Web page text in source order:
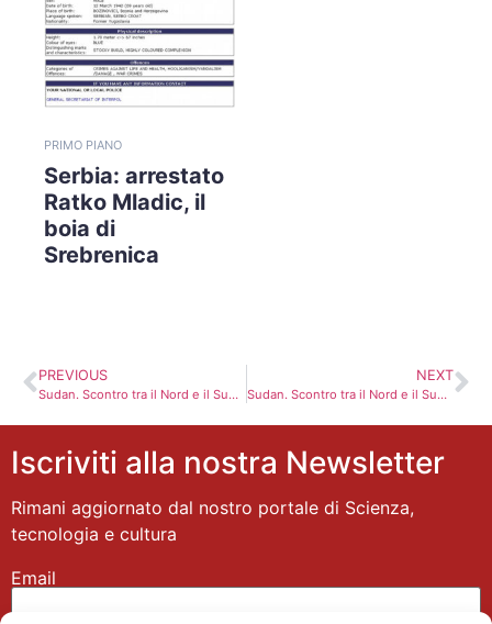
PRIMO PIANO
Serbia: arrestato
Ratko Mladic, il
boia di
Srebrenica
PREVIOUS
Sudan. Scontro tra il Nord e il Sud: migliaia di civili in fuga
NEXT
Sudan. Scontro tra il Nord e il Sud: migliaia di civili in fuga
Iscriviti alla nostra Newsletter
Rimani aggiornato dal nostro portale di Scienza,
tecnologia e cultura
Email